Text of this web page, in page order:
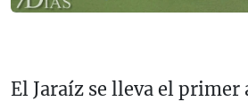
El Jaraíz se lleva el primer